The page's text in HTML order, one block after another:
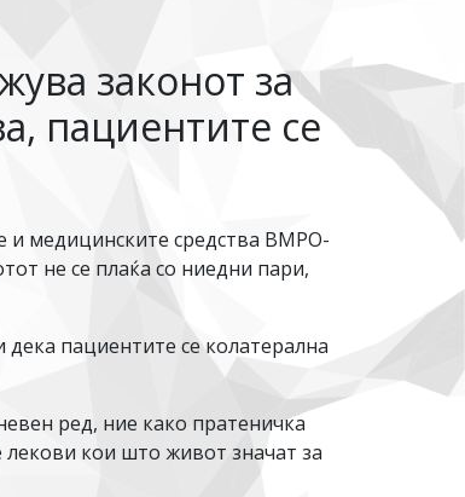
законот за
пациентите се
и медицинските средства ВМРО-
не се плаќа со ниедни пари,
дека пациентите се колатерална
ред, ние како пратеничка
кои што живот значат за